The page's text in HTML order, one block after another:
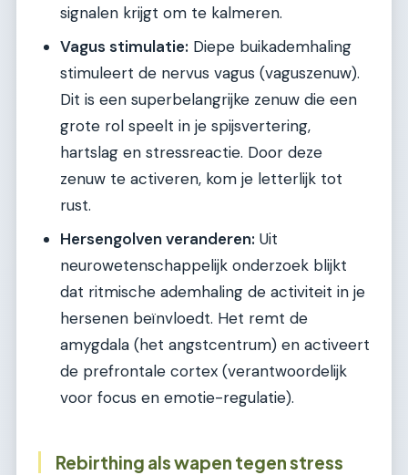
signalen krijgt om te kalmeren.
Vagus stimulatie: Diepe buikademhaling
stimuleert de nervus vagus (vaguszenuw).
Dit is een superbelangrijke zenuw die een
grote rol speelt in je spijsvertering,
hartslag en stressreactie. Door deze
zenuw te activeren, kom je letterlijk tot
rust.
Hersengolven veranderen: Uit
neurowetenschappelijk onderzoek blijkt
dat ritmische ademhaling de activiteit in je
hersenen beïnvloedt. Het remt de
amygdala (het angstcentrum) en activeert
de prefrontale cortex (verantwoordelijk
voor focus en emotie-regulatie).
Rebirthing als wapen tegen stress